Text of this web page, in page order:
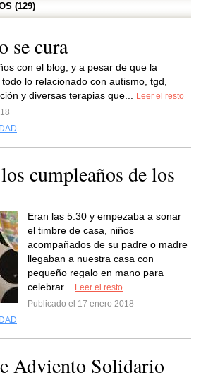
(129)
se cura
con el blog, y a pesar de que la
lo relacionado con autismo, tgd,
y diversas terapias que...
Leer el resto
cumpleaños de los
Eran las 5:30 y empezaba a sonar
el timbre de casa, niños
acompañados de su padre o madre
llegaban a nuestra casa con
pequeño regalo en mano para
celebrar...
Leer el resto
Publicado el 17 enero 2018
Adviento Solidario